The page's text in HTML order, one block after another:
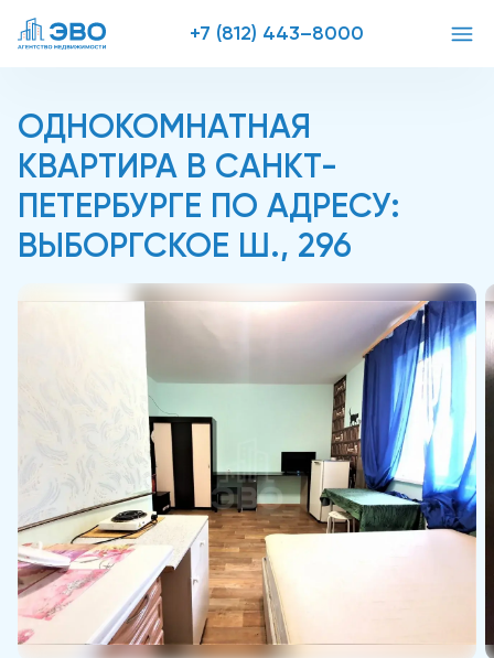
+7 (812) 443–8000
ОДНОКОМНАТНАЯ
КВАРТИРА В САНКТ-
ПЕТЕРБУРГЕ ПО АДРЕСУ:
ВЫБОРГСКОЕ Ш., 296